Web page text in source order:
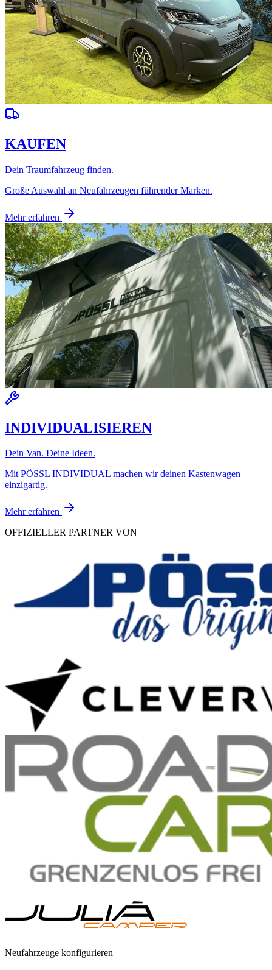
KAUFEN
Dein Traumfahrzeug finden.
Große Auswahl an Neufahrzeugen führender Marken.
Mehr erfahren
INDIVIDUALISIEREN
Dein Van. Deine Ideen.
Mit PÖSSL INDIVIDUAL machen wir deinen Kastenwagen
einzigartig.
Mehr erfahren
OFFIZIELLER PARTNER VON
Neufahrzeuge konfigurieren